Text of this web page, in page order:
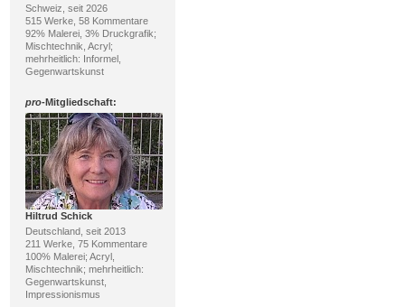
Schweiz, seit 2026
515 Werke, 58 Kommentare
92% Malerei, 3% Druckgrafik;
Mischtechnik, Acryl;
mehrheitlich: Informel,
Gegenwartskunst
pro-Mitgliedschaft:
Hiltrud Schick
Deutschland, seit 2013
211 Werke, 75 Kommentare
100% Malerei; Acryl,
Mischtechnik; mehrheitlich:
Gegenwartskunst,
Impressionismus